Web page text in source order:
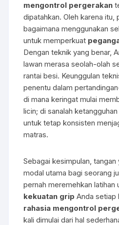
mengontrol pergerakan
dipatahkan. Oleh karena itu,
bagaimana menggunakan
untuk memperkuat
Dengan teknik yang benar,
lawan merasa seolah-olah
rantai besi. Keunggulan
penentu dalam
di mana keringat mulai
licin; di sanalah
untuk tetap konsisten
matras.
Sebagai kesimpulan, tangan
modal utama bagi seorang
pernah meremehkan latihan
kekuatan grip Anda setiap
rahasia mengontrol
kali dimulai dari hal